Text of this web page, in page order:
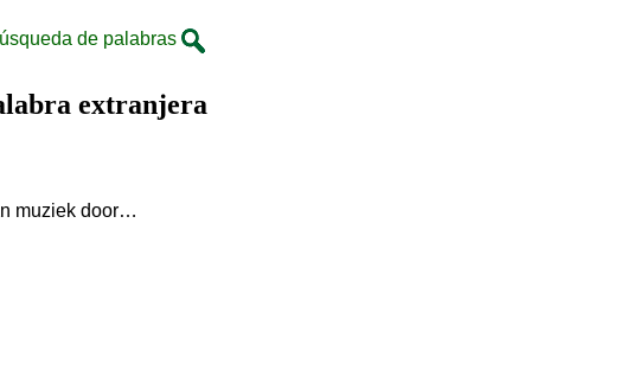
de palabras
extranjera
muziek door…